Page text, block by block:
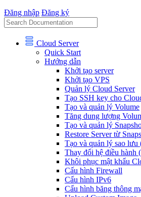
Đăng nhập Đăng ký
Cloud Server
Quick Start
Hướng dẫn
Khởi tạo server
Khởi tạo VPS
Quản lý Cloud Server
Tạo SSH key cho
Tạo và quản lý Volume
Tăng dung lượng
Tạo và quản lý
Restore Server từ
Tạo và quản lý sao lưu
Thay đổi hệ điều hành
Khôi phục mật khẩu
Cấu hình Firewall
Cấu hình IPv6
Cấu hình băng thông